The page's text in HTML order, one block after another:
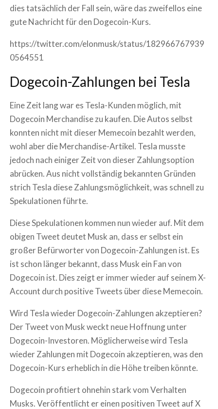
dies tatsächlich der Fall sein, wäre das zweifellos eine
gute Nachricht für den Dogecoin-Kurs.
https://twitter.com/elonmusk/status/182966767939
0564551
Dogecoin-Zahlungen bei Tesla
Eine Zeit lang war es Tesla-Kunden möglich, mit
Dogecoin Merchandise zu kaufen. Die Autos selbst
konnten nicht mit dieser Memecoin bezahlt werden,
wohl aber die Merchandise-Artikel. Tesla musste
jedoch nach einiger Zeit von dieser Zahlungsoption
abrücken. Aus nicht vollständig bekannten Gründen
strich Tesla diese Zahlungsmöglichkeit, was schnell zu
Spekulationen führte.
Diese Spekulationen kommen nun wieder auf. Mit dem
obigen Tweet deutet Musk an, dass er selbst ein
großer Befürworter von Dogecoin-Zahlungen ist. Es
ist schon länger bekannt, dass Musk ein Fan von
Dogecoin ist. Dies zeigt er immer wieder auf seinem X-
Account durch positive Tweets über diese Memecoin.
Wird Tesla wieder Dogecoin-Zahlungen akzeptieren?
Der Tweet von Musk weckt neue Hoffnung unter
Dogecoin-Investoren. Möglicherweise wird Tesla
wieder Zahlungen mit Dogecoin akzeptieren, was den
Dogecoin-Kurs erheblich in die Höhe treiben könnte.
Dogecoin profitiert ohnehin stark vom Verhalten
Musks. Veröffentlicht er einen positiven Tweet auf X